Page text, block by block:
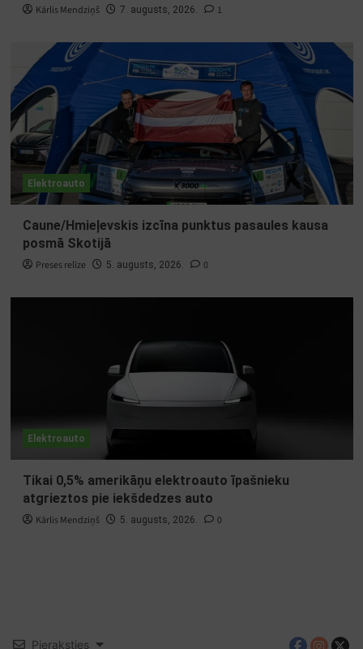
Kārlis Mendziņš 7. augusts, 2026. 1
Elektroauto
Caune/Hmieļevskis izcīna punktus pasaules kausa
posmā Skotijā
Preses relīze 5. augusts, 2026. 0
Elektroauto
Tikai 0,5% amerikāņu elektroauto īpašnieku
atgrieztos pie iekšdedzes auto
Kārlis Mendziņš 5. augusts, 2026. 0
Pieraksties